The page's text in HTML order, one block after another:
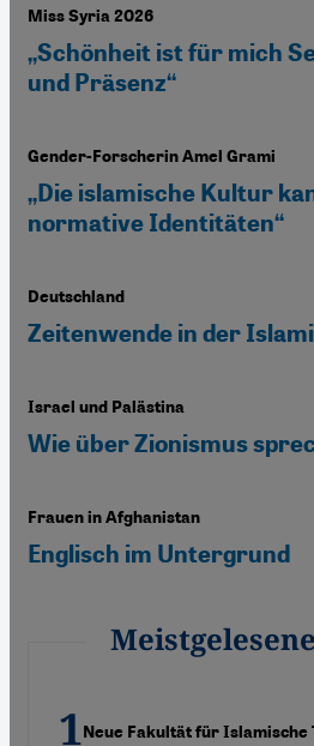
Miss Syria 2026
„Schönheit ist für mich
und Präsenz“
Gender-Forscherin Amel Grami
„Die islamische Kultur
normative Identitäten“
Deutschland
Zeitenwende in der
Israel und Palästina
Wie über Zionismus
Frauen in Afghanistan
Englisch im Untergrund
Neue Fakultät für